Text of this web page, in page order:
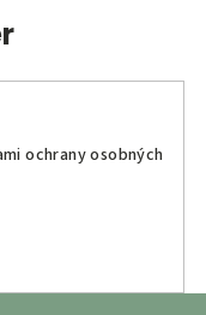
ochrany osobných